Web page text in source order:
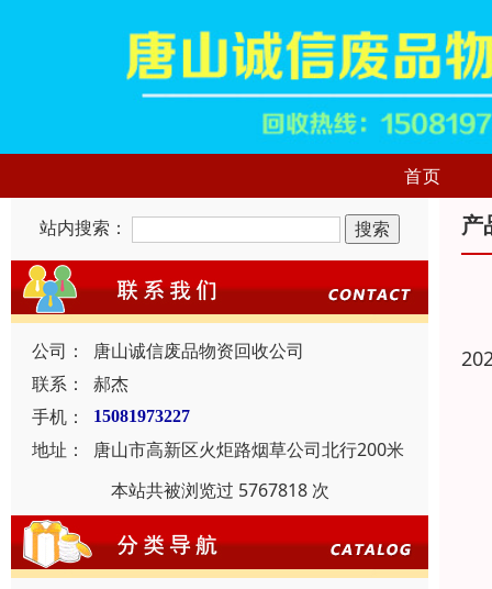
首页
站内搜索：
公司：
唐山诚信废品物资回收公司
联系：
郝杰
手机：
15081973227
地址：
唐山市高新区火炬路烟草公司北行200米
本站共被浏览过 5767818 次
产